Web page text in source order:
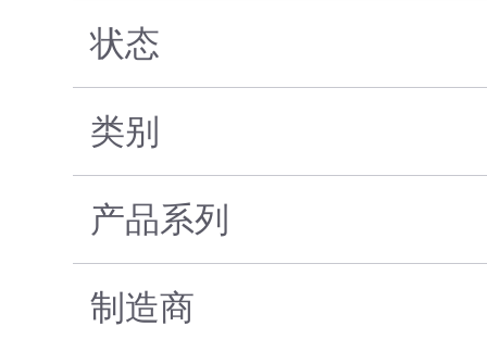
状态
类别
产品系列
制造商